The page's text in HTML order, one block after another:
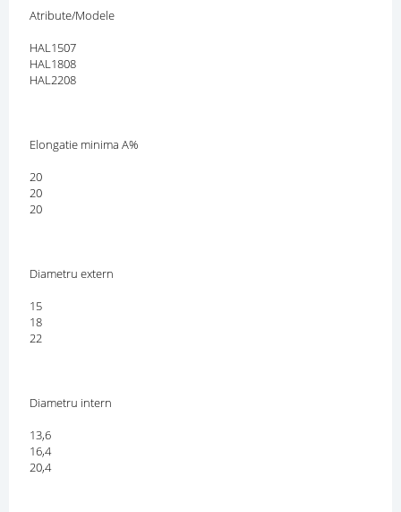
Atribute/Modele
HAL1507
HAL1808
HAL2208
Elongatie minima A%
20
20
20
Diametru extern
15
18
22
Diametru intern
13,6
16,4
20,4